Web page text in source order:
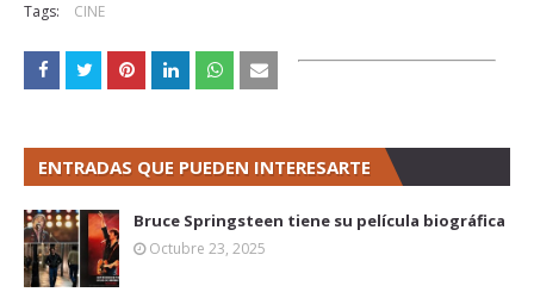
Tags: CINE
ENTRADAS QUE PUEDEN INTERESARTE
Bruce Springsteen tiene su película biográfica
Octubre 23, 2025